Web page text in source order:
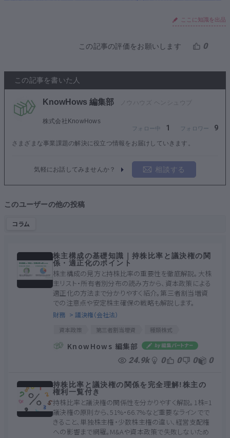
ここに知識を出品
この記事の評価をお願いします 0
この記事を書いた人
KnowHows 編集部
株式会社KnowHows
1 9
さまざまな事業課題の解決に役立つ情報をお届けしていきます。
気軽にお話してみませんか？ 相談する
このユーザーの他の投稿
コラム
株主構成の基礎知識｜持株比率と議決権の関
係・適正化のポイント
株主構成の見方と持株比率の重要性を徹底解説。大株
主リスト・所有者別分布の読み方から、資本政策による
適正化の方法まで分かりやすく紹介。第三者割当増資
での注意点や安定株主確保の戦略も解説します。
財務 > 議決権（会社法）
資本政策 第三者割当増資
種類株式
株主構成
持株比率
株主割当増資
筆頭株主
発行済株式数
KnowHows 編集部
24.9k 0 0 0 0
持株比率と議決権の関係を完全理解!株主の
権利一覧付き
持株比率と議決権の関係性を分かりやすく解説。1株=1
議決権の原則から、51%・66.7%など重要なラインでで
きること、単独株主権・少数株主権の違い、経営支配権
への影響まで網羅。M&Aや資本政策で失敗しないため